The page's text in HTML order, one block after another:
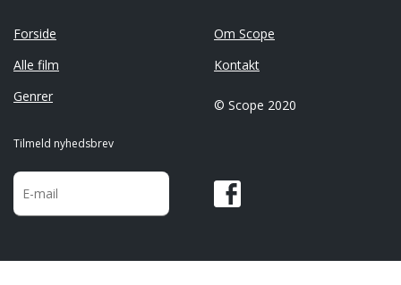
Forside
Alle film
Genrer
Om Scope
Kontakt
© Scope 2020
Tilmeld nyhedsbrev